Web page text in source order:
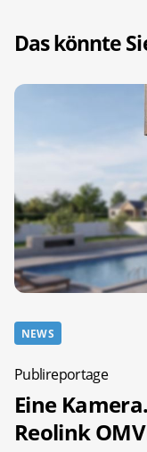
Das könnte
NEWS
Publireportage
Eine
Reolink